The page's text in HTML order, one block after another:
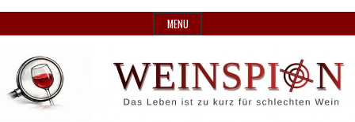
to
MENU